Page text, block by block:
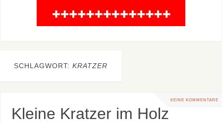
SCHLAGWORT: KRATZER
KEINE KOMMENTARE
Kleine Kratzer im Holz